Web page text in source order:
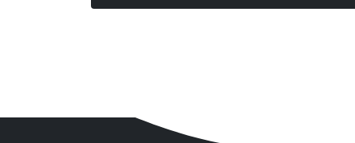
Dés László - Nemes István - Böhm György -